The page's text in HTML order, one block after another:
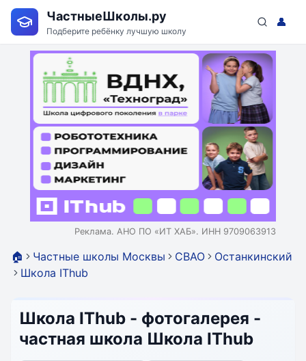
ЧастныеШколы.ру
Подберите ребёнку лучшую школу
👤
Реклама. АНО ПО «ИТ ХАБ». ИНН 9709063913
🏠 Частные школы Москвы СВАО
Останкинский
Школа IThub
Школа IThub - фотогалерея -
частная школа Школа IThub